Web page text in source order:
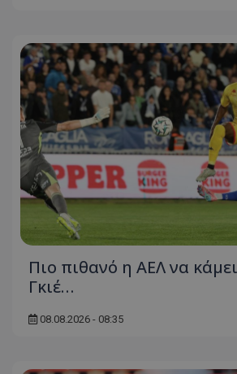
Πιο πιθανό η ΑΕΛ να
Γκιέ…
08.08.2026 - 08:35